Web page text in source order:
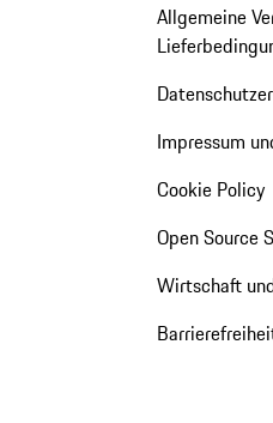
Allgemeine
Impressum
Cookie Policy
Open Source
Wirtschaft